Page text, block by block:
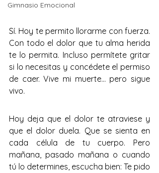
Gimnasio Emocional
Sí. Hoy te permito llorarme con fuerza.
Con todo el dolor que tu alma herida
te lo permita. Incluso permítete gritar
si lo necesitas y concédete el permiso
de caer. Vive mi muerte... pero sigue
vivo.
Hoy deja que el dolor te atraviese y
que el dolor duela. Que se sienta en
cada célula de tu cuerpo. Pero
mañana, pasado mañana o cuando
tú lo determines, escucha bien: Te pido